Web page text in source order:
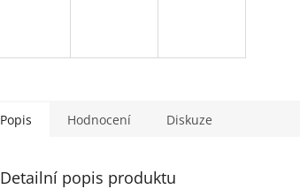
Popis Hodnocení Diskuze
Detailní popis produktu